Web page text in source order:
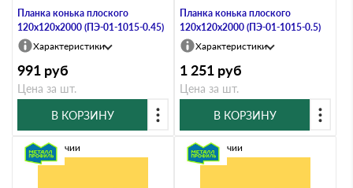
Планка конька плоского
120х120х2000 (ПЭ-01-1015-0.45)
Характеристики
991 руб
Цена за шт.
В КОРЗИНУ
Планка конька плоского
120х120х2000 (ПЭ-01-1015-0.5)
Характеристики
1 251 руб
Цена за шт.
В КОРЗИНУ
В наличии В наличии